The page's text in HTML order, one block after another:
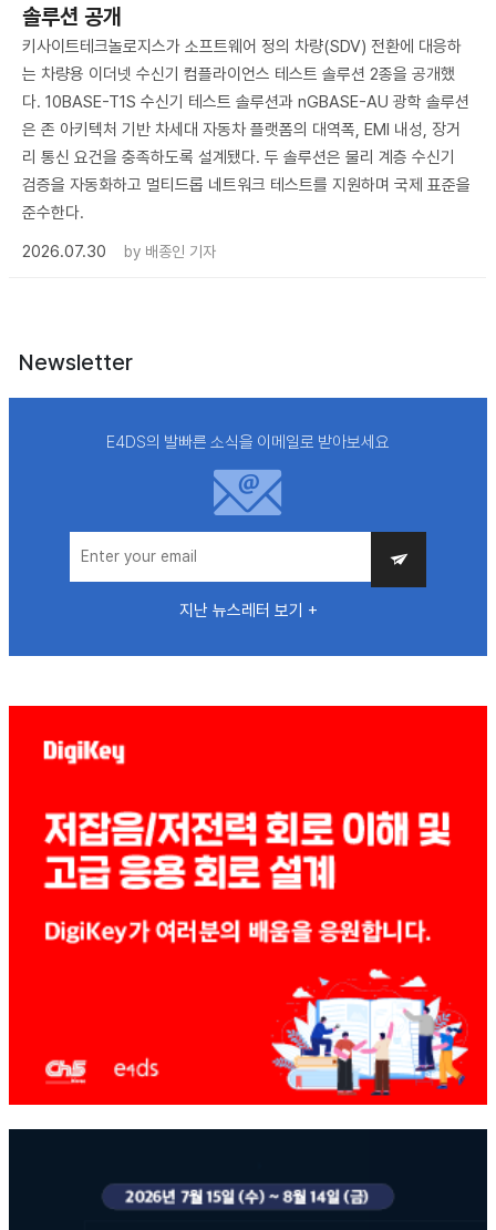
솔루션 공개
키사이트테크놀로지스가 소프트웨어 정의 차량(SDV) 전환에 대응하
는 차량용 이더넷 수신기 컴플라이언스 테스트 솔루션 2종을 공개했
다. 10BASE-T1S 수신기 테스트 솔루션과 nGBASE-AU 광학 솔루션
은 존 아키텍처 기반 차세대 자동차 플랫폼의 대역폭, EMI 내성, 장거
리 통신 요건을 충족하도록 설계됐다. 두 솔루션은 물리 계층 수신기
검증을 자동화하고 멀티드롭 네트워크 테스트를 지원하며 국제 표준을
준수한다.
2026.07.30
by 배종인 기자
Newsletter
E4DS의 발빠른 소식을 이메일로 받아보세요
지난 뉴스레터 보기 +